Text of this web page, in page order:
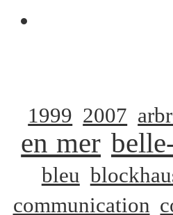
1999 2007
en mer
bleu
communication